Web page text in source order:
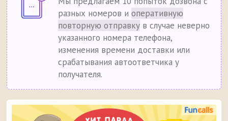
разных номеров иоперативную
повторную отправку в случае неверно
указанного номера телефона,
изменения времени доставки или
срабатывания автоответчика у
получателя.